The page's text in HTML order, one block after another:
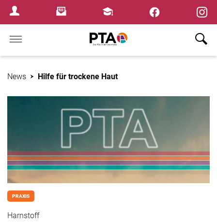
Login MenuNewsletterFortbildungen
Home
News Hilfe für trockene Haut
PRAXIS
Harnstoff
×